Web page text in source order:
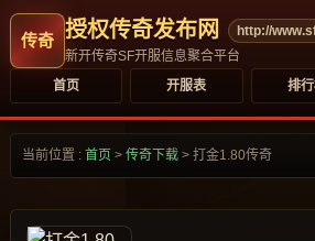
授权传奇发布网
http://
新开传奇SF开服信息聚合平台
首页
开服表 排
当前位置 : 首页 > 传奇下载 > 打金1.80传奇